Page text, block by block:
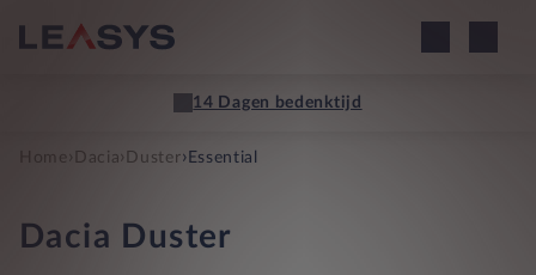
14 Dagen bedenktijd
Home Dacia› Duster› Essential
Dacia Duster